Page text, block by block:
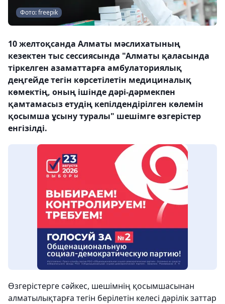
Фото: freepik
10 желтоқсанда Алматы мәслихатының
кезектен тыс сессиясында "Алматы қаласында
тіркелген азаматтарға амбулаториялық
деңгейде тегін көрсетілетін медициналық
көмектің, оның ішінде дәрі-дәрмекпен
қамтамасыз етудің кепілдендірілген көлемін
қосымша ұсыну туралы" шешімге өзгерістер
енгізілді.
Өзгерістерге сәйкес, шешімнің қосымшасынан
алматылықтарға тегін берілетін келесі дәрілік заттар